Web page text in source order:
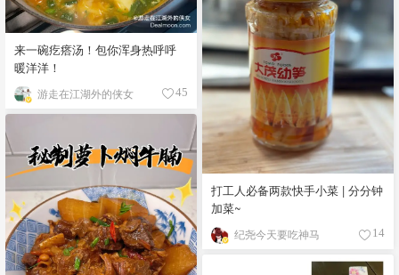
来一碗疙瘩汤！包你浑身热呼呼
暖洋洋！
游走在江湖外的侠女 45
打工人必备两款快手小菜 | 分分钟
加菜~
纪尧今天要吃神马 14